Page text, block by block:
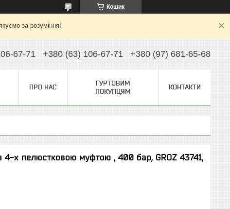
Кошик
за розуміння!
67-71 +380 (63) 106-67-71 +380 (97) 681-65-68
ПРО НАС
ГУРТОВИМ
ПОКУПЦЯМ
КОНТАКТИ
х пелюстковою муфтою , 400 бар, GROZ 43741,